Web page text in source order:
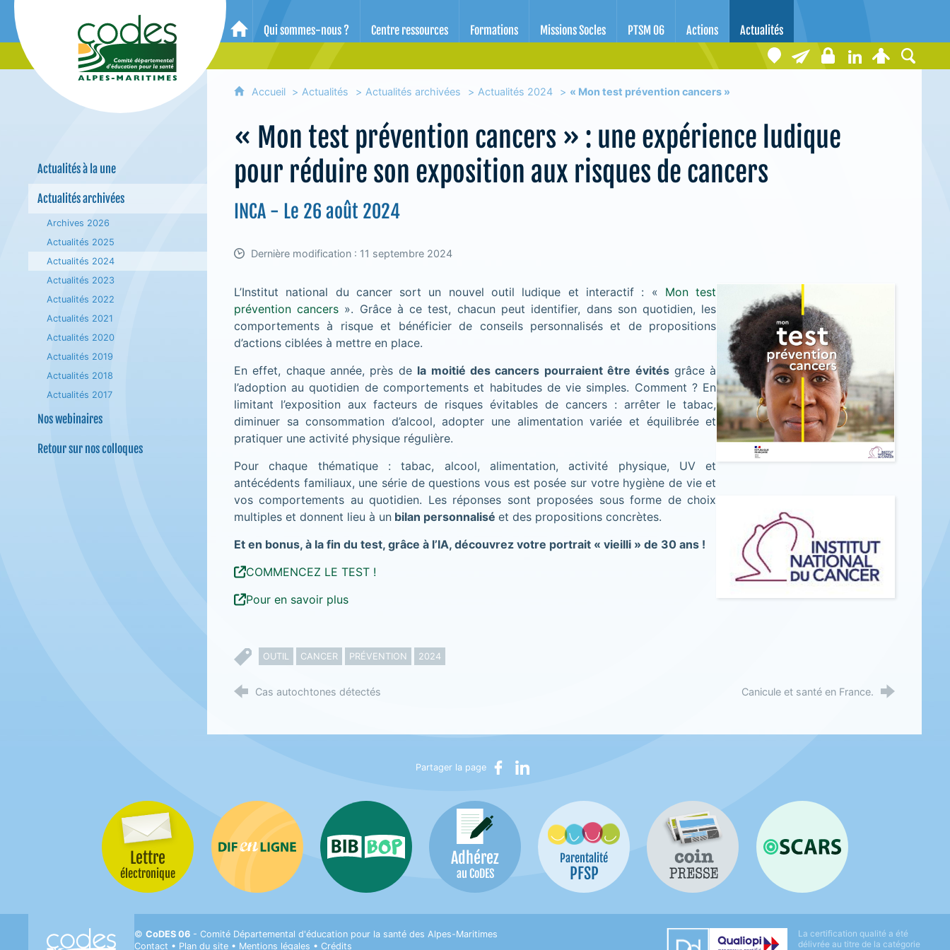
CoDES 06 - Comité départemental d'éducation pour la santé des Alpes-Maritimes
Accueil
Qui sommes-nous ? Centre ressources Formations Missions Socles PTSM 06 Actions Actualités
Actualités à la une
Actualités archivées
Archives 2026
Actualités 2025
Actualités 2024
Actualités 2023
Actualités 2022
Actualités 2021
Actualités 2020
Actualités 2019
Actualités 2018
Actualités 2017
Nos webinaires
Retour sur nos colloques
Accueil Actualités Actualités archivées Actualités 2024 « Mon test prévention cancers »
« Mon test prévention cancers » : une expérience ludique
pour réduire son exposition aux risques de cancers
INCA - Le 26 août 2024
Dernière modification : 11 septembre 2024
L’Institut national du cancer sort un nouvel outil ludique et interactif : « Mon test
prévention cancers ». Grâce à ce test, chacun peut identifier, dans son quotidien, les
comportements à risque et bénéficier de conseils personnalisés et de propositions
d’actions ciblées à mettre en place.
En effet, chaque année, près de la moitié des cancers pourraient être évitésgrâce à
l’adoption au quotidien de comportements et habitudes de vie simples. Comment ? En
limitant l’exposition aux facteurs de risques évitables de cancers : arrêter le tabac,
diminuer sa consommation d’alcool, adopter une alimentation variée et équilibrée et
pratiquer une activité physique régulière.
Pour chaque thématique : tabac, alcool, alimentation, activité physique, UV et
antécédents familiaux, une série de questions vous est posée sur votre hygiène de vie et
vos comportements au quotidien. Les réponses sont proposées sous forme de choix
multiples et donnent lieu à unbilan personnalisé et des propositions concrètes.
Et en bonus, à la fin du test, grâce à l’IA, découvrez votre portrait « vieilli » de 30 ans !
COMMENCEZ LE TEST !
Pour en savoir plus
OUTIL CANCER PRÉVENTION 2024
Cas autochtones détectés Canicule et santé en France.
Partager la page Partager sur Facebook
Partager sur LinkedIn
Lettre
électronique
Difenligne Bib-Bop Adhérez
au CoDES
Parentalité
PFSP
Coin presse OSCARS
©CoDES 06 - Comité Départemental d'éducation pour la santé des Alpes-Maritimes
Contact • Plan du site • Mentions légales •Crédits
Qualiopi
La certification qualité a été
délivrée au titre de la catégorie